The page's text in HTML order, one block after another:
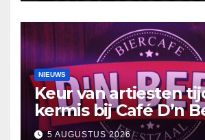
NIEUWS
Keur van artiesten
kermis bij Café D’n
5 AUGUSTUS 2026